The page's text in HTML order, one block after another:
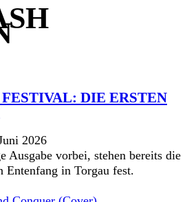
DIE ERSTEN
2026
Ausgabe vorbei, stehen bereits die
Entenfang in Torgau fest.